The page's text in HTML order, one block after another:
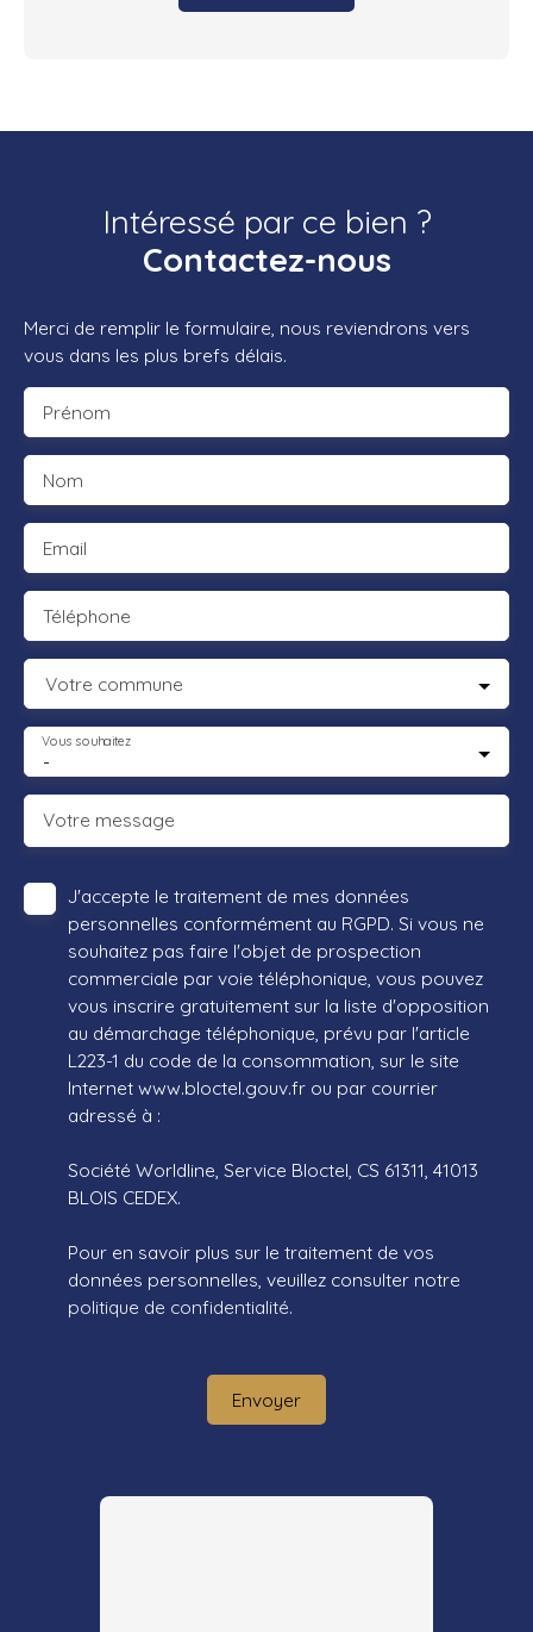
Intéressé par ce bien ?
Contactez-nous
Merci de remplir le formulaire, nous reviendrons vers
vous dans les plus brefs délais.
Prénom
Nom
Email
Téléphone
Votre commune
-
Vous souhaitez
Votre message
J'accepte le traitement de mes données
personnelles conformément au RGPD. Si vous ne
souhaitez pas faire l'objet de prospection
commerciale par voie téléphonique, vous pouvez
vous inscrire gratuitement sur la liste d'opposition
au démarchage téléphonique, prévu par l'article
L223-1 du code de la consommation, sur le site
Internet www.bloctel.gouv.fr ou par courrier
adressé à :
Société Worldline, Service Bloctel, CS 61311, 41013
BLOIS CEDEX.
Pour en savoir plus sur le traitement de vos
données personnelles, veuillez consulter notre
politique de confidentialité.
Envoyer